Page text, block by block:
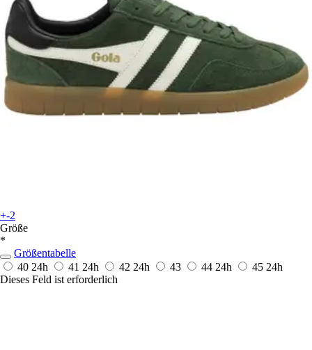
+-2
Größe
*
Größentabelle
40 24h 41 24h 42 24h 43 44 24h 45 24h
Dieses Feld ist erforderlich